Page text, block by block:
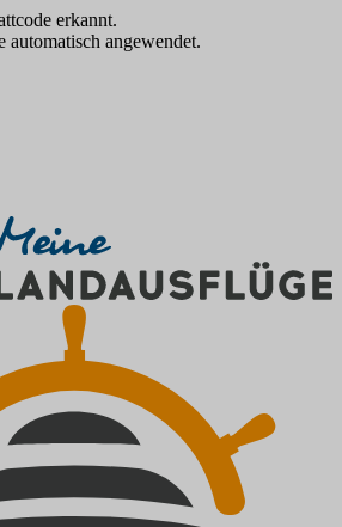
erkannt.
automatisch angewendet.